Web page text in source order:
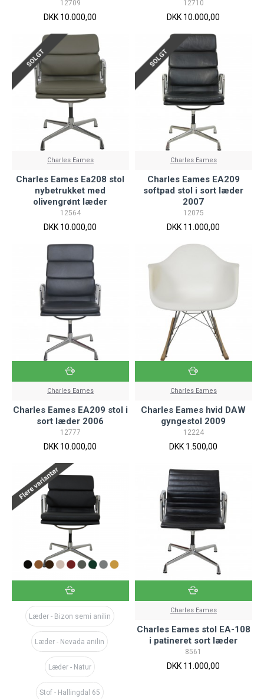
12709
DKK 10.000,00
12710
DKK 10.000,00
SOLGT
Charles Eames
Charles Eames Ea208 stol
nybetrukket med
olivengrønt læder
12564
DKK 10.000,00
SOLGT
Charles Eames
Charles Eames EA209
softpad stol i sort læder
2007
12075
DKK 11.000,00
Charles Eames
Charles Eames EA209 stol i
sort læder 2006
12777
DKK 10.000,00
Charles Eames
Charles Eames hvid DAW
gyngestol 2009
12224
DKK 1.500,00
Læder - Bizon semi anilin
Læder - Nevada anilin
Læder - Natur
Stof - Hallingdal 65
Charles Eames
Charles Eames stol EA-108
i patineret sort læder
8561
DKK 11.000,00